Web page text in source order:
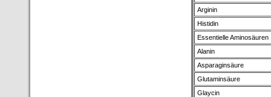
Arginin
Histidin
Essentielle Aminosäuren
Alanin
Asparaginsäure
Glutaminsäure
Glaycin